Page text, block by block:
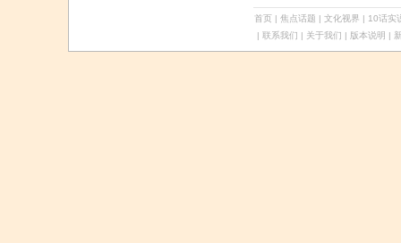
首页 | 焦点话题 | 文化视界 | 10话实
| 联系我们 | 关于我们 | 版本说明 |